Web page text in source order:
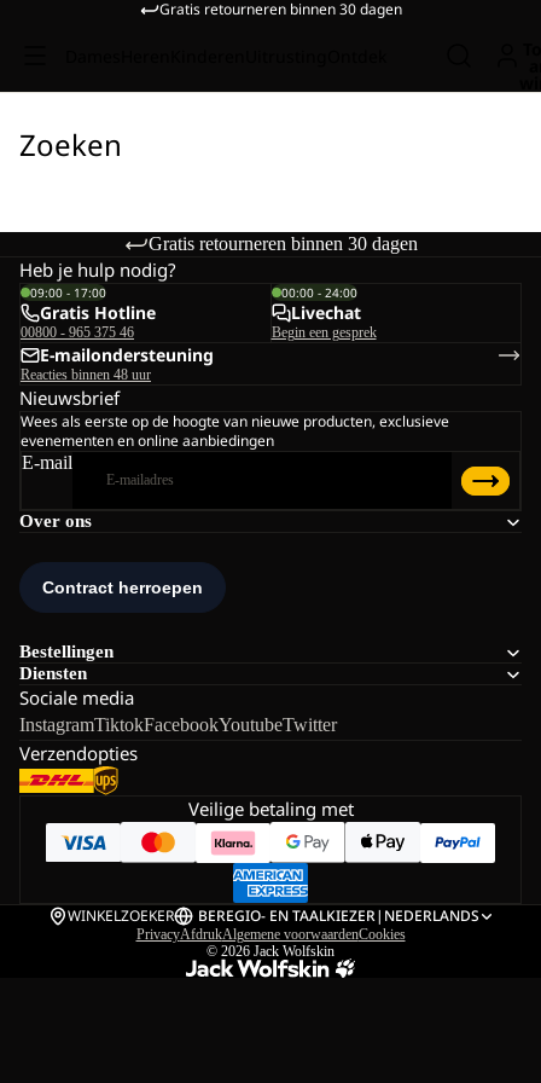
Gratis retourneren binnen 30 dagen
Zoeken
Gratis retourneren binnen 30 dagen
Over ons
Bestellingen
Diensten
Sociale media
InstagramTiktokFacebookYoutubeTwitter
Verzendopties
Heb je hulp nodig?
09:00 - 17:00
Gratis Hotline
00800 - 965 375 46
00:00 - 24:00
Livechat
Begin een gesprek
E-mailondersteuning
Reacties binnen 48 uur
Nieuwsbrief
Wees als eerste op de hoogte van nieuwe producten, exclusieve
evenementen en online aanbiedingen
E-mail
Veilige betaling met
WINKELZOEKER BEREGIO- EN TAALKIEZER| NEDERLANDS
PrivacyAfdrukAlgemene voorwaardenCookies
© 2026 Jack Wolfskin